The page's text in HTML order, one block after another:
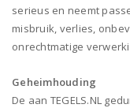
serieus en neemt
misbruik, verlies,
onrechtmatige
Geheimhouding
De aan TEGELS.NL